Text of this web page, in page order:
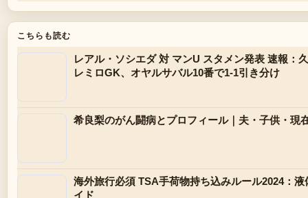
こちらも読む
レアル・ソシエダ 対 マンU スタメン発表 速報：
レミロGK、オヤルサバル10番で1-1引き分け
希良梨のがん闘病とプロフィール｜夫・子供・現
海外旅行必須 TSA手荷物持ち込みルール2024：
イド